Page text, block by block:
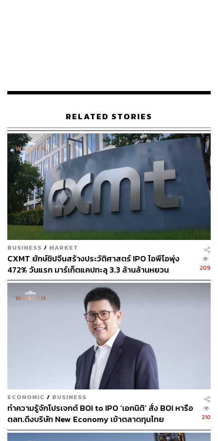
สำหรับการลงทุนใน DR หรือ DRx แม้มีการอ้างอิงหุ้นต่าง
ประเทศ แต่ไม่ถูกจัดเก็บภาษีรายได้จากการลงทุนจากต่าง
ประเทศ เพราะถือเป็นตราสารแสดงสิทธิในประเทศไทย จึงมี
การใช้กฎเกณฑ์ด้านภาษีเช่นเดียวกับหุ้นไทย
โดย SINGTEL80 ซึ่งเป็น DR อ้างอิง หุ้นบริษัท Singapore
Telecommunications Limited ผู้ให้บริการโครงสร้างพื้นฐาน
ด้านโทรคมนาคมรายใหญ่ของประเทศสิงคโปร์ และ
ครอบคลุมประเทศในกลุ่มอาเซียน นอกจากนี้ ยังมีธุรกิจ
โครงสร้างพื้นฐานด้านดิจิทัลที่ให้บริการเครือข่าย 5G และ
Data Center รวมมีการกระจายการลงทุนในหลายประเทศทั่ว
โลกที่มีการเจริญเติบโตสูง โดยตัวเลขสัดส่วนของกำไรสุทธิ
ของ SINGTEL ในปี 2566 มาจากการทำธุรกิจในต่างประเทศ
ประมาณ 80% ของกำไรสุทธิรวม
กฤชกรกล่าวต่อว่า ธุรกิจ DR หรือ DRx ยังถือเป็นธุรกิจใหม่
ของธนาคารกรุงไทย เพราะเริ่มต้นทำได้ไม่นาน ซึ่งเป็นปัจจัย
ส่วนหนึ่งที่จะมาช่วยสนับสนุนธุรกิจของธนาคาร แต่ ณ วันนี้
สามารถติดตาม THE STANDARD WEALTH
ผ่านแอปพลิเคชันต่างๆ ที่คุณสะดวกหรือใช้งานอยู่แล้วได้เลย
ตลาดหลักทรัพย์แห่งประเทศไทย (ตลท.)
DR-DRx
SINGTEL80
RELATED STORIES
BUSINESS / MARKET
CXMT ยักษ์ชิปจีนสร้างประวัติศาสตร์ IPO ไอพีโอพุ่ง
472% วันแรก มาร์เก็ตแคปทะลุ 3.3 ล้านล้านหยวน
209
ECONOMIC / BUSINESS
ทำความรู้จักโปรเจกต์ BOI to IPO ‘เอกนิติ’ สั่ง BOI หารือ
ตลท.ดึงบริษัท New Economy เข้าตลาดทุนไทย
210